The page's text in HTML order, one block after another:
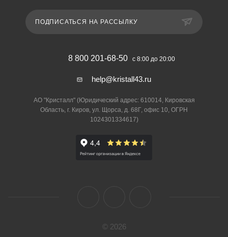
ПОДПИСАТЬСЯ НА РАССЫЛКУ
8 800 201-68-50 с 8:00 до 20:00
help@kristall43.ru
АО "Кристалл" (Юридический адрес: 610014, Кировская
Область, г. Киров, ул. Щорса, д. 68Г, офис 10, ОГРН
1024301334617)
© 2026